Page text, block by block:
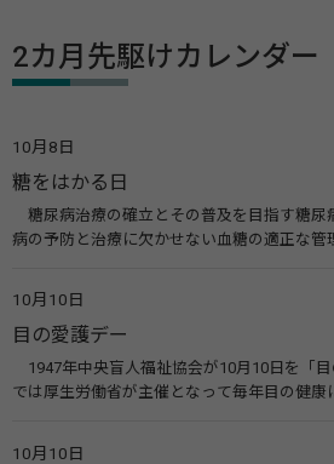
2カ月先駆けカレンダー
10月8日
糖をはかる日
糖尿病治療の確立とその普及を目指す糖尿
病の予防と治療に欠かせない血糖の適正な管
療研究会） 糖尿病ネットワーク
10月10日
目の愛護デー
1947年中央盲人福祉協会が10月10日を「
では厚生労働省が主催となって毎年目の健康
10月10日